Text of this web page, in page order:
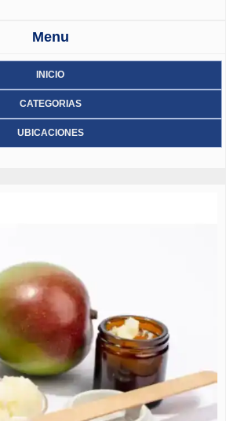
Menu
INICIO
CATEGORIAS
UBICACIONES